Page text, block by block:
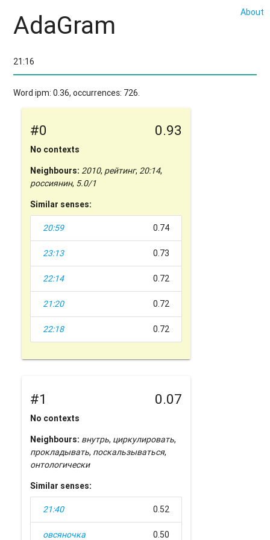
About
AdaGram
Word ipm: 0.36, occurrences: 726.
#0 0.93
No contexts
Neighbours: 2010, рейтинг, 20:14,
россиянин, 5.0/1
Similar senses:
20:59 0.74
23:13 0.73
22:14 0.72
21:20 0.72
22:18 0.72
#1 0.07
No contexts
Neighbours: внутрь, циркулировать,
прокладывать, поскальзываться,
онтологически
Similar senses:
21:40 0.52
овсяночка 0.50